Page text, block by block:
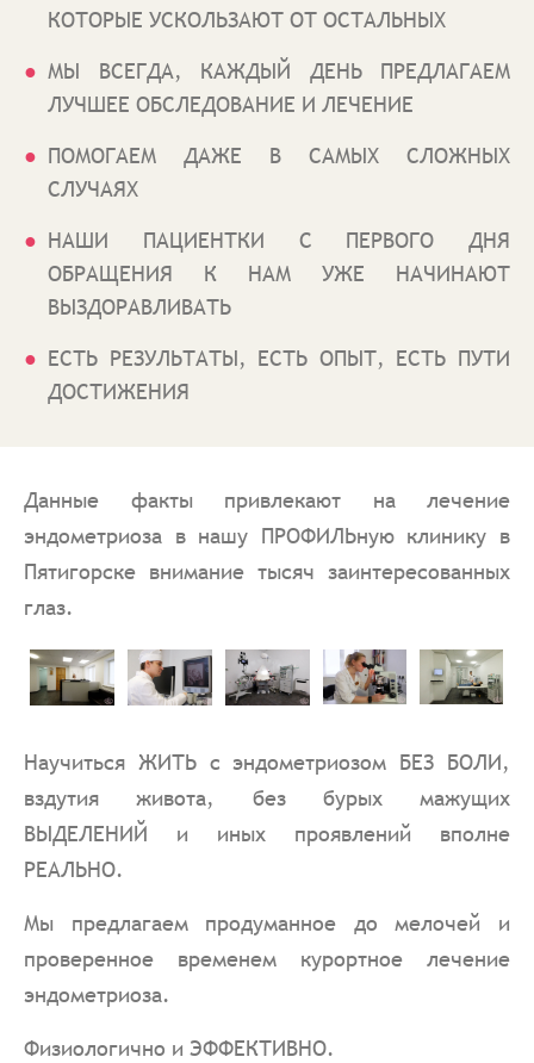
КОТОРЫЕ УСКОЛЬЗАЮТ ОТ ОСТАЛЬНЫХ
МЫ ВСЕГДА, КАЖДЫЙ ДЕНЬ ПРЕДЛАГАЕМ
ЛУЧШЕЕ ОБСЛЕДОВАНИЕ И ЛЕЧЕНИЕ
ПОМОГАЕМ ДАЖЕ В САМЫХ СЛОЖНЫХ
СЛУЧАЯХ
НАШИ ПАЦИЕНТКИ С ПЕРВОГО ДНЯ
ОБРАЩЕНИЯ К НАМ УЖЕ НАЧИНАЮТ
ВЫЗДОРАВЛИВАТЬ
ЕСТЬ РЕЗУЛЬТАТЫ, ЕСТЬ ОПЫТ, ЕСТЬ ПУТИ
ДОСТИЖЕНИЯ
Данные факты привлекают на лечение
эндометриоза в нашу ПРОФИЛЬную клинику в
Пятигорске внимание тысяч заинтересованных
глаз.
Научиться ЖИТЬ с эндометриозом БЕЗ БОЛИ,
вздутия живота, без бурых мажущих
ВЫДЕЛЕНИЙ и иных проявлений вполне
РЕАЛЬНО.
Мы предлагаем продуманное до мелочей и
проверенное временем курортное лечение
эндометриоза.
Физиологично и ЭФФЕКТИВНО.